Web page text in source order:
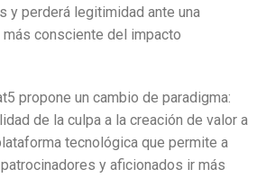
y perderá legitimidad ante una
consciente del impacto
propone un cambio de paradigma:
de la culpa a la creación de valor a
tecnológica que permite a
y aficionados ir más